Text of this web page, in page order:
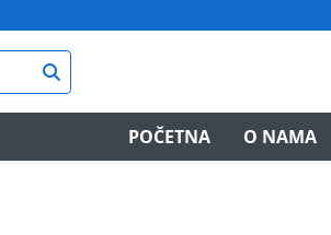
POČETNA O NAMA